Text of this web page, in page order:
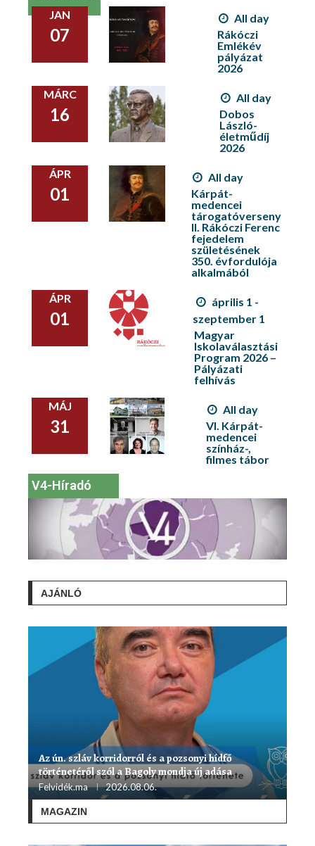
JAN
07
All day
Rákóczi
Emlékév
pályázat
2026
MÁRC
16
All day
Dobos
László-
életműdíj
2026
ÁPR
01
All day
Kárpát-
medencei
tárogatóverseny
II. Rákóczi Ferenc
fejedelem
születésének
350. évfordulója
alkalmából
ÁPR
01
április 1 -
szeptember 1
Magyar
Iskolaválasztási
Program 2026 –
Pályázati
felhívás
MÁJ
31
All day
VI. Kárpát-
medencei
színház-,
filmes tábor
V4-Híradó
AJÁNLÓ
Az ún. szláv korridorról és a pozsonyi hídfő
történetéről szól a Bagoly mondja új adása
Felvidék.ma 2026.08.06.
MAGAZIN